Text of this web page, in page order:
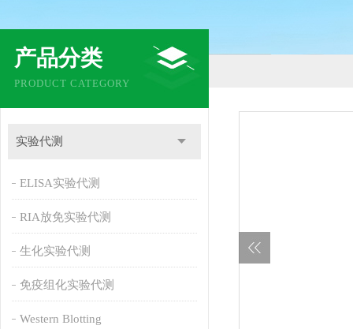
产品分类
PRODUCT CATEGORY
实验代测
ELISA实验代测
RIA放免实验代测
生化实验代测
免疫组化实验代测
Western Blotting